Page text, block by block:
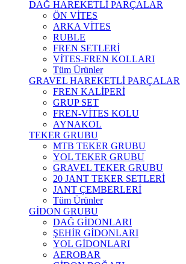
DAĞ HAREKETLİ PARÇALAR
ÖN VİTES
ARKA VİTES
RUBLE
FREN SETLERİ
VİTES-FREN KOLLARI
Tüm Ürünler
GRAVEL HAREKETLİ PARÇALAR
FREN KALİPERİ
GRUP SET
FREN-VİTES KOLU
AYNAKOL
TEKER GRUBU
MTB TEKER GRUBU
YOL TEKER GRUBU
GRAVEL TEKER GRUBU
20 JANT TEKER SETLERİ
JANT ÇEMBERLERİ
Tüm Ürünler
GİDON GRUBU
DAĞ GİDONLARI
ŞEHİR GİDONLARI
YOL GİDONLARI
AEROBAR